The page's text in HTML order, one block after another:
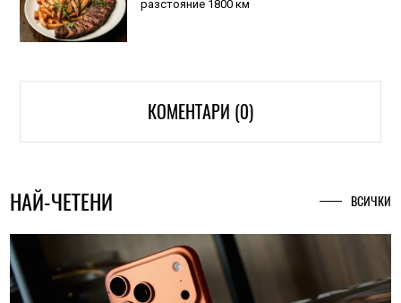
разстояние 1800 км
КОМЕНТАРИ (0)
НАЙ-ЧЕТЕНИ ВСИЧКИ